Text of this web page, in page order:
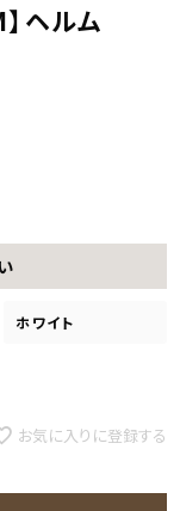
ヘルム
ホワイト
お気に入りに登録する